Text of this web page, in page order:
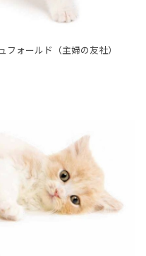
ォールド（主婦の友社）